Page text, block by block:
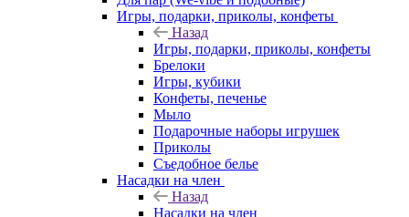
Игры, подарки, приколы, конфеты
Назад
Игры, подарки, приколы, конфеты
Брелоки
Игры, кубики
Конфеты, печенье
Мыло
Подарочные наборы игрушек
Приколы
Съедобное белье
Насадки на член
Назад
Насадки на член